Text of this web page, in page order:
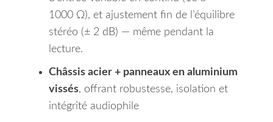
1000 Ω), et ajustement fin de l’équilibre
stéréo (± 2 dB) — même pendant la
lecture.
Châssis acier + panneaux en aluminium
vissés, offrant robustesse, isolation et
intégrité audiophile